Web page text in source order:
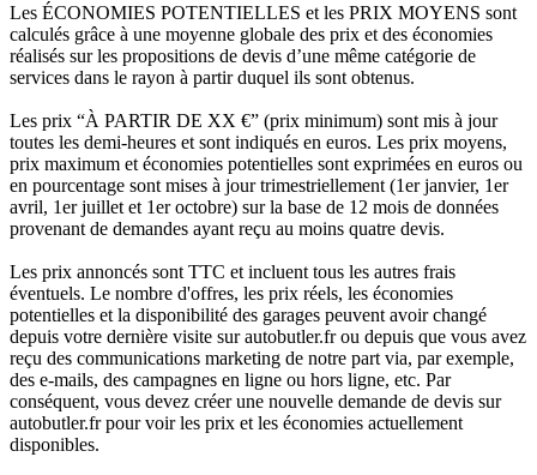
Les ÉCONOMIES POTENTIELLES et les PRIX MOYENS sont
calculés grâce à une moyenne globale des prix et des économies
réalisés sur les propositions de devis d’une même catégorie de
services dans le rayon à partir duquel ils sont obtenus.
Les prix “À PARTIR DE XX €” (prix minimum) sont mis à jour
toutes les demi-heures et sont indiqués en euros. Les prix moyens,
prix maximum et économies potentielles sont exprimées en euros ou
en pourcentage sont mises à jour trimestriellement (1er janvier, 1er
avril, 1er juillet et 1er octobre) sur la base de 12 mois de données
provenant de demandes ayant reçu au moins quatre devis.
Les prix annoncés sont TTC et incluent tous les autres frais
éventuels. Le nombre d'offres, les prix réels, les économies
potentielles et la disponibilité des garages peuvent avoir changé
depuis votre dernière visite sur autobutler.fr ou depuis que vous avez
reçu des communications marketing de notre part via, par exemple,
des e-mails, des campagnes en ligne ou hors ligne, etc. Par
conséquent, vous devez créer une nouvelle demande de devis sur
autobutler.fr pour voir les prix et les économies actuellement
disponibles.